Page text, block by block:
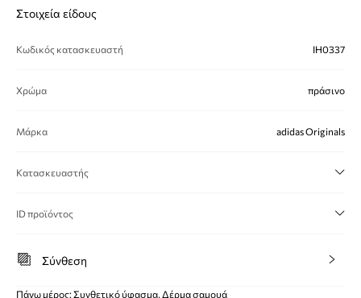
Στοιχεία είδους
Κωδικός κατασκευαστή IH0337
Χρώμα πράσινο
Μάρκα adidas Originals
Κατασκευαστής
ID προϊόντος
Σύνθεση
Πάνω μέρος: Συνθετικό ύφασμα, Δέρμα σαμουά